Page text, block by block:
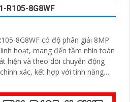
R105-8G8WF
8G8WF có độ phân giải 8MP
hoạt, mang đến tầm nhìn toàn
xác, kết hợp với tính năng